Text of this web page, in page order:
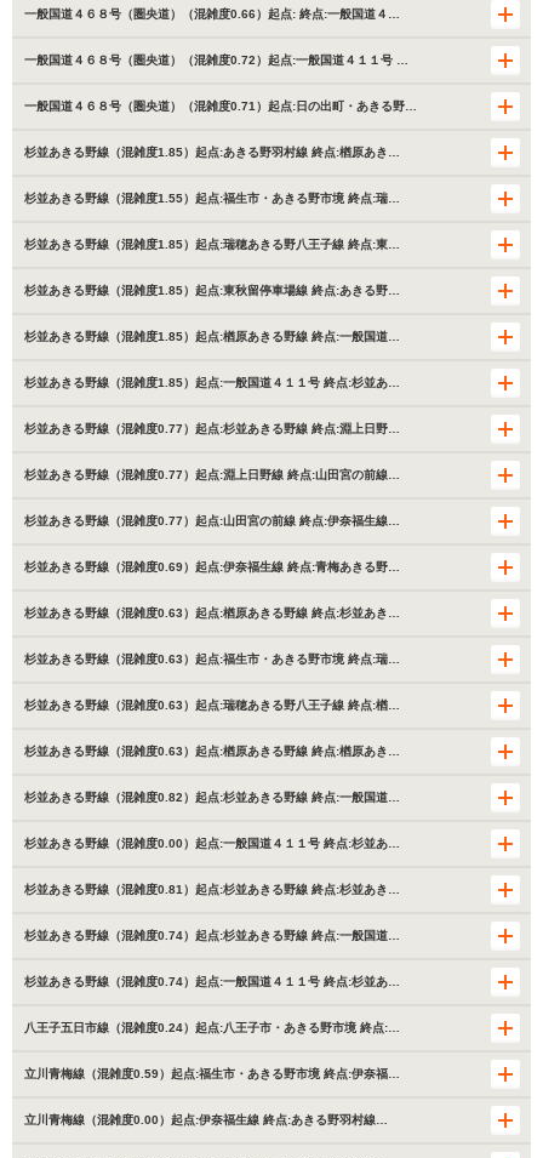
一般国道４６８号（圏央道）（混雑度0.66）起点: 終点:一般国道４…
一般国道４６８号（圏央道）（混雑度0.72）起点:一般国道４１１号 …
一般国道４６８号（圏央道）（混雑度0.71）起点:日の出町・あきる野…
杉並あきる野線（混雑度1.85）起点:あきる野羽村線 終点:楢原あき…
杉並あきる野線（混雑度1.55）起点:福生市・あきる野市境 終点:瑞…
杉並あきる野線（混雑度1.85）起点:瑞穂あきる野八王子線 終点:東…
杉並あきる野線（混雑度1.85）起点:東秋留停車場線 終点:あきる野…
杉並あきる野線（混雑度1.85）起点:楢原あきる野線 終点:一般国道…
杉並あきる野線（混雑度1.85）起点:一般国道４１１号 終点:杉並あ…
杉並あきる野線（混雑度0.77）起点:杉並あきる野線 終点:淵上日野…
杉並あきる野線（混雑度0.77）起点:淵上日野線 終点:山田宮の前線…
杉並あきる野線（混雑度0.77）起点:山田宮の前線 終点:伊奈福生線…
杉並あきる野線（混雑度0.69）起点:伊奈福生線 終点:青梅あきる野…
杉並あきる野線（混雑度0.63）起点:楢原あきる野線 終点:杉並あき…
杉並あきる野線（混雑度0.63）起点:福生市・あきる野市境 終点:瑞…
杉並あきる野線（混雑度0.63）起点:瑞穂あきる野八王子線 終点:楢…
杉並あきる野線（混雑度0.63）起点:楢原あきる野線 終点:楢原あき…
杉並あきる野線（混雑度0.82）起点:杉並あきる野線 終点:一般国道…
杉並あきる野線（混雑度0.00）起点:一般国道４１１号 終点:杉並あ…
杉並あきる野線（混雑度0.81）起点:杉並あきる野線 終点:杉並あき…
杉並あきる野線（混雑度0.74）起点:杉並あきる野線 終点:一般国道…
杉並あきる野線（混雑度0.74）起点:一般国道４１１号 終点:杉並あ…
八王子五日市線（混雑度0.24）起点:八王子市・あきる野市境 終点:…
立川青梅線（混雑度0.59）起点:福生市・あきる野市境 終点:伊奈福…
立川青梅線（混雑度0.00）起点:伊奈福生線 終点:あきる野羽村線…